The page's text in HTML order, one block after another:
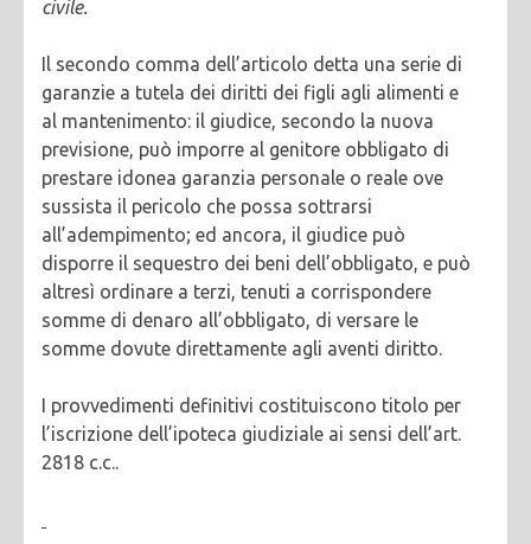
civile.
Il secondo comma dell’articolo detta una serie di
garanzie a tutela dei diritti dei figli agli alimenti e
al mantenimento: il giudice, secondo la nuova
previsione, può imporre al genitore obbligato di
prestare idonea garanzia personale o reale ove
sussista il pericolo che possa sottrarsi
all’adempimento; ed ancora, il giudice può
disporre il sequestro dei beni dell’obbligato, e può
altresì ordinare a terzi, tenuti a corrispondere
somme di denaro all’obbligato, di versare le
somme dovute direttamente agli aventi diritto.
I provvedimenti definitivi costituiscono titolo per
l’iscrizione dell’ipoteca giudiziale ai sensi dell’art.
2818 c.c..